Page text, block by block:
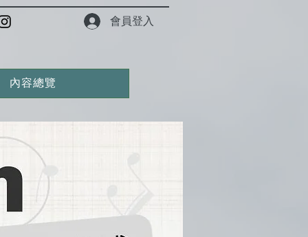
會員登入
內容總覽